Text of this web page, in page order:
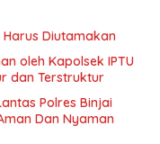
Diutamakan
oleh Kapolsek IPTU
dan Terstruktur
Polres Binjai
Dan Nyaman